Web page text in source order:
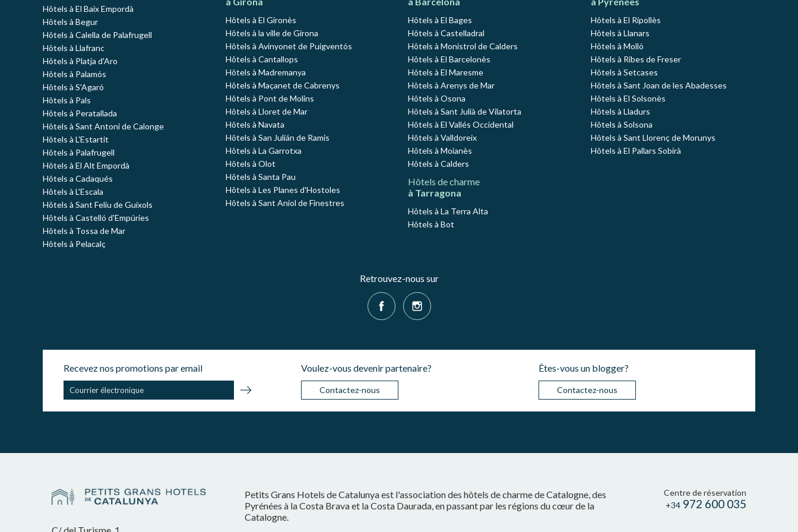
Hôtels à El Baix Empordà
Hôtels à Begur
Hôtels à Calella de Palafrugell
Hôtels à Llafranc
Hôtels à Platja d'Aro
Hôtels à Palamós
Hôtels à S'Agaró
Hôtels à Pals
Hôtels à Peratallada
Hôtels à Sant Antoni de Calonge
Hôtels à L'Estartit
Hôtels à Palafrugell
Hôtels à El Alt Empordà
Hôtels a Cadaqués
Hôtels à L'Escala
Hôtels à Sant Feliu de Guíxols
Hôtels à Castelló d'Empúries
Hôtels à Tossa de Mar
Hôtels à Pelacalç
Hôtels à El Gironès
Hôtels à la ville de Girona
Hôtels à Avinyonet de Puigventós
Hôtels à Cantallops
Hôtels à Madremanya
Hôtels à Maçanet de Cabrenys
Hôtels à Pont de Molins
Hôtels à Lloret de Mar
Hôtels à Navata
Hôtels à San Julián de Ramis
Hôtels à La Garrotxa
Hôtels à Olot
Hôtels à Santa Pau
Hôtels à Les Planes d'Hostoles
Hôtels à Sant Aniol de Finestres
Hôtels à El Bages
Hôtels à Castelladral
Hôtels à Monistrol de Calders
Hôtels à El Barcelonès
Hôtels à El Maresme
Hôtels à Arenys de Mar
Hôtels à Osona
Hôtels à Sant Julià de Vilatorta
Hôtels à El Vallés Occidental
Hôtels à Valldoreix
Hôtels à Moianès
Hôtels à Calders
Hôtels de charme
à Tarragona
Hôtels à La Terra Alta
Hôtels à Bot
Hôtels à El Ripollès
Hôtels à Llanars
Hôtels à Molló
Hôtels à Ribes de Freser
Hôtels à Setcases
Hôtels à Sant Joan de les Abadesses
Hôtels à El Solsonès
Hôtels à Lladurs
Hôtels à Solsona
Hôtels à Sant Llorenç de Morunys
Hôtels à El Pallars Sobirà
Retrouvez-nous sur
Recevez nos promotions par email Voulez-vous devenir partenaire?
Contactez-nous
Êtes-vous un blogger?
Contactez-nous
Petits Grans Hotels de Catalunya est l'association des hôtels de charme de Catalogne, des
Pyrénées à la Costa Brava et la Costa Daurada, en passant par les régions du cœur de la
Catalogne.
Centre de réservation
+34 972 600 035